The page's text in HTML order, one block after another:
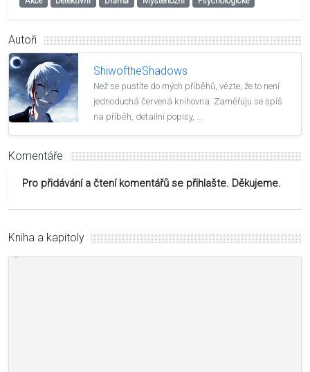
Autoři
ShiwoftheShadows
Než se pustíte do mých příběhů, vězte, že to není
jednoduchá červená knihovna. Zaměřuju se spíš
na příběh, detailní popisy, …
Komentáře
Pro přidávání a čtení komentářů se přihlašte. Děkujeme.
Kniha a kapitoly